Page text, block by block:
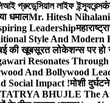
প্রুডেন্সিয়াল লাইফ ইন্স্যুরেন্স
धमालMr. Hitesh
Leadership
Style And Modern
की खूबसूरत लोकेशन्स पर हो
Resonates
And Bollywood
Social Impact !मोशी
BHUJLE The